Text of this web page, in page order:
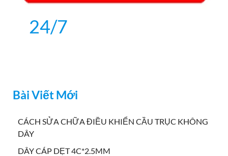
24/7
Bài Viết Mới
CÁCH SỬA CHỮA ĐIỀU KHIỂN CẦU TRỤC KHÔNG
DÂY
DÂY CÁP DẸT 4C*2.5MM